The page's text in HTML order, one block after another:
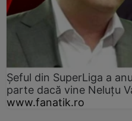
Șeful din SuperLiga a
parte dacă vine Neluțu
www.fanatik.ro